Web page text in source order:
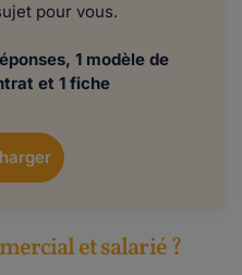
pour vous.
1 modèle de
et 1 fiche
et salarié ?